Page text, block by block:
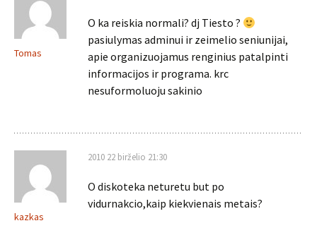
Tomas
O ka reiskia normali? dj Tiesto ?
pasiulymas adminui ir zeimelio seniunijai,
apie organizuojamus renginius patalpinti
informacijos ir programa. krc
nesuformoluoju sakinio
kazkas
2010 22 birželio 21:30
O diskoteka neturetu but po
vidurnakcio,kaip kiekvienais metais?